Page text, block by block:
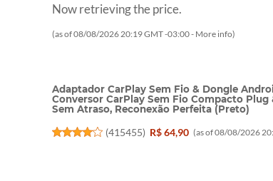
Now retrieving the price.
(as of 08/08/2026 20:19 GMT -03:00 - More info)
Adaptador CarPlay Sem Fio & Dongle
Conversor CarPlay Sem Fio Compacto
Sem Atraso, Reconexão Perfeita (Preto)
(415455) R$ 64,90 (as of 08/08/2026